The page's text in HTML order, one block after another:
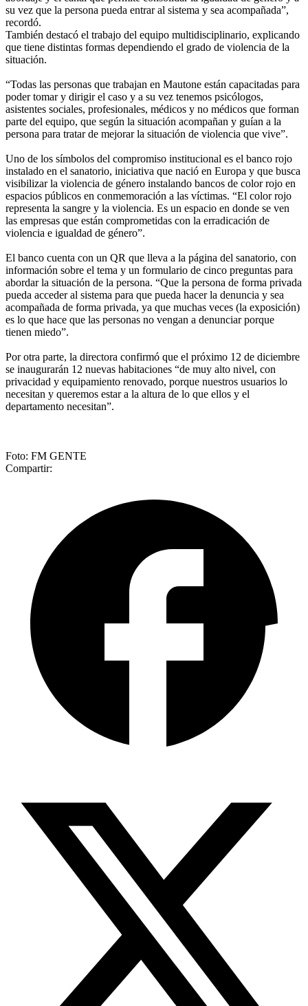
su vez que la persona pueda entrar al sistema y sea acompañada”,
recordó.
También destacó el trabajo del equipo multidisciplinario, explicando
que tiene distintas formas dependiendo el grado de violencia de la
situación.
“Todas las personas que trabajan en Mautone están capacitadas para
poder tomar y dirigir el caso y a su vez tenemos psicólogos,
asistentes sociales, profesionales, médicos y no médicos que forman
parte del equipo, que según la situación acompañan y guían a la
persona para tratar de mejorar la situación de violencia que vive”.
Uno de los símbolos del compromiso institucional es el banco rojo
instalado en el sanatorio, iniciativa que nació en Europa y que busca
visibilizar la violencia de género instalando bancos de color rojo en
espacios públicos en conmemoración a las víctimas. “El color rojo
representa la sangre y la violencia. Es un espacio en donde se ven
las empresas que están comprometidas con la erradicación de
violencia e igualdad de género”.
El banco cuenta con un QR que lleva a la página del sanatorio, con
información sobre el tema y un formulario de cinco preguntas para
abordar la situación de la persona. “Que la persona de forma privada
pueda acceder al sistema para que pueda hacer la denuncia y sea
acompañada de forma privada, ya que muchas veces (la exposición)
es lo que hace que las personas no vengan a denunciar porque
tienen miedo”.
Por otra parte, la directora confirmó que el próximo 12 de diciembre
se inaugurarán 12 nuevas habitaciones “de muy alto nivel, con
privacidad y equipamiento renovado, porque nuestros usuarios lo
necesitan y queremos estar a la altura de lo que ellos y el
departamento necesitan”.
Foto: FM GENTE
Compartir: